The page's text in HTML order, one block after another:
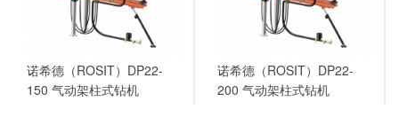
诺希德（ROSIT）DP22-
150 气动架柱式钻机
诺希德（ROSIT）DP22-
200 气动架柱式钻机